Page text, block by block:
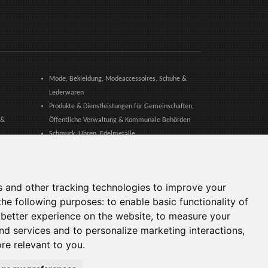
and other tracking technologies to improve your
following purposes: to enable basic functionality of
experience on the website, to measure your
services and to personalize marketing interactions,
relevant to you.
Mode, Bekleidung, Modeaccessoires, Schuhe &
Lederwaren
Produkte & Dienstleistungen für Gemeinschaften,
Öffentliche Verwaltung & Kommunale Behörden
Schmuck, Uhren, Edelmetalle
Arbeitssicherheit, Zertifizierungen, Aus- &
Weiterbildung
Webagenturen, Web-Services, Software & Apps